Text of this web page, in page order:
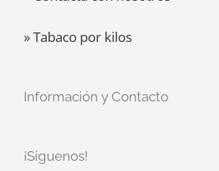
» Tabaco por kilos
Información y Contacto
¡Síguenos!